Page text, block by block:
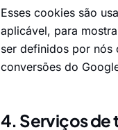
Esses cookies são
aplicável, para
ser definidos por nós
conversões do
4. Serviços de